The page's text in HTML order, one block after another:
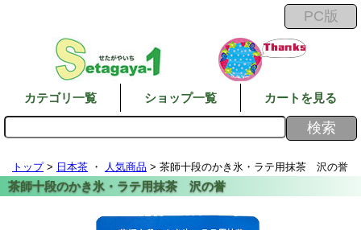
カテゴリ一覧 ショップ一覧 カートを見る
トップ> 日本茶 ・ 人気商品 > 茶師十段のかき氷・ラテ用抹茶 沢の誉